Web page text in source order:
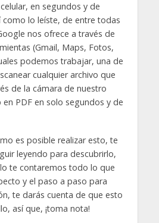
en segundos y de
lo leíste, de entre todas
nos ofrece a través de
(Gmail, Maps, Fotos,
podemos trabajar, una de
cualquier archivo que
de la cámara de nuestro
PDF en solo segundos y de
es posible realizar esto, te
leyendo para descubrirlo,
te contaremos todo lo que
y el paso a paso para
te darás cuenta de que esto
así que, ¡toma nota!